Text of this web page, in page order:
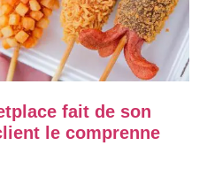
fait de son
le comprenne